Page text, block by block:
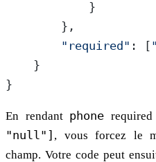
            }
        },
        "required"
: [
    }
}
En rendant phone
"null"] , vous forcez le
champ. Votre code peut